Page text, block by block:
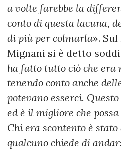
a volte farebbe la
conto di questa lacuna,
di più per colmarla».
Mignani si è detto
ha fatto tutto ciò che era
tenendo conto anche
potevano esserci.
ed è il migliore che
Chi era scontento è stato
qualcuno chiede di